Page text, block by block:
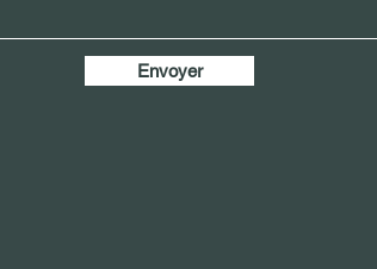
Envoyer